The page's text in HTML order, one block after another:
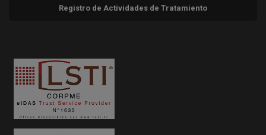
Registro de Actividades de Tratamiento